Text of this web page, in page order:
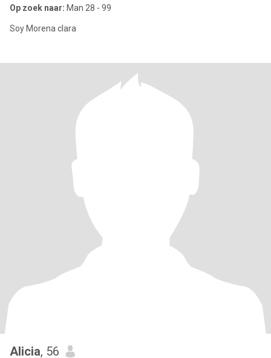
Op zoek naar: Man 28 - 99
Soy Morena clara
Alicia, 56